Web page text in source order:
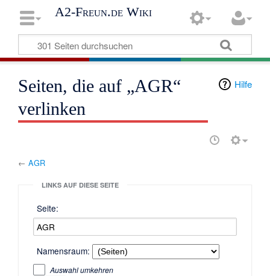
A2-Freun.de Wiki
Hilfe
Seiten, die auf „AGR“
verlinken
←AGR
LINKS AUF DIESE SEITE
Seite:
Namensraum:
Auswahl umkehren